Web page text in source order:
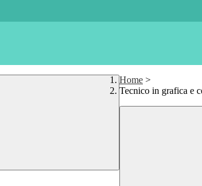
Home >
Tecnico in grafica e